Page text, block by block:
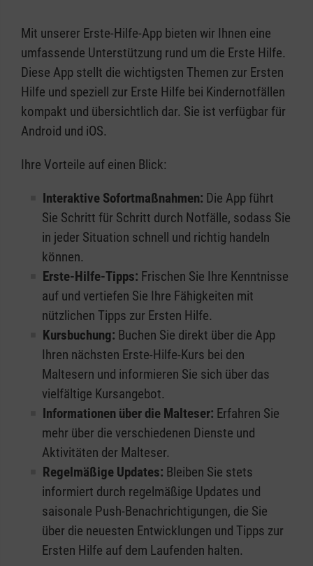
Mit unserer Erste-Hilfe-App bieten wir Ihnen eine
umfassende Unterstützung rund um die Erste Hilfe.
Diese App stellt die wichtigsten Themen zur Ersten
Hilfe und speziell zur Erste Hilfe bei Kindernotfällen
kompakt und übersichtlich dar. Sie ist verfügbar für
Android und iOS.
Ihre Vorteile auf einen Blick:
Interaktive Sofortmaßnahmen: Die App führt
Sie Schritt für Schritt durch Notfälle, sodass Sie
in jeder Situation schnell und richtig handeln
können.
Erste-Hilfe-Tipps: Frischen Sie Ihre Kenntnisse
auf und vertiefen Sie Ihre Fähigkeiten mit
nützlichen Tipps zur Ersten Hilfe.
Kursbuchung: Buchen Sie direkt über die App
Ihren nächsten Erste-Hilfe-Kurs bei den
Maltesern und informieren Sie sich über das
vielfältige Kursangebot.
Informationen über die Malteser: Erfahren Sie
mehr über die verschiedenen Dienste und
Aktivitäten der Malteser.
Regelmäßige Updates: Bleiben Sie stets
informiert durch regelmäßige Updates und
saisonale Push-Benachrichtigungen, die Sie
über die neuesten Entwicklungen und Tipps zur
Ersten Hilfe auf dem Laufenden halten.